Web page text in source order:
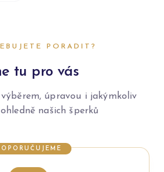
PORADIT?
tu pro vás
výběrem, úpravou i jakýmkoliv
našich šperků